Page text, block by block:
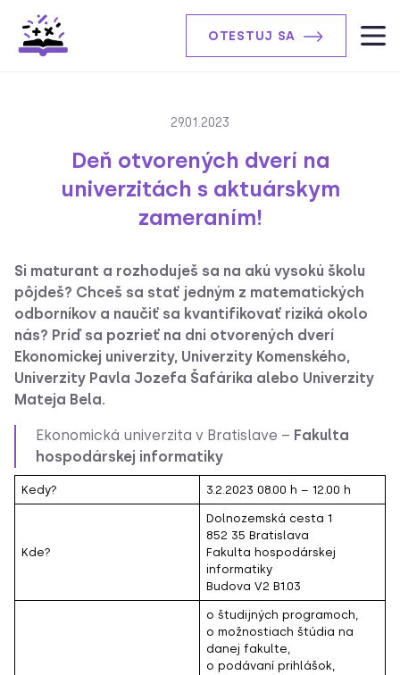
OTESTUJ SA
29.01.2023
Deň otvorených dverí na
univerzitách s aktuárskym
zameraním!
Si maturant a rozhoduješ sa na akú vysokú školu
pôjdeš? Chceš sa stať jedným z matematických
odborníkov a naučiť sa kvantifikovať riziká okolo
nás? Príď sa pozrieť na dni otvorených dverí
Ekonomickej univerzity, Univerzity Komenského,
Univerzity Pavla Jozefa Šafárika alebo Univerzity
Mateja Bela.
Ekonomická univerzita v Bratislave – Fakulta
hospodárskej informatiky
Kedy? 3.2.2023 08.00 h – 12.00 h
Kde?
Dolnozemská cesta 1
852 35 Bratislava
Fakulta hospodárskej
informatiky
Budova V2 B1.03
o študijných programoch,
o možnostiach štúdia na
danej fakulte,
o podávaní prihlášok,